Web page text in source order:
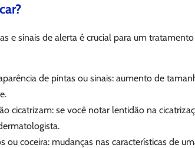
e sinais de alerta é crucial para um
de pintas ou sinais: aumento de
cicatrizam: se você notar lentidão na
ou coceira: mudanças nas características de